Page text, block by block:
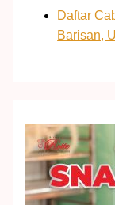
Daftar
Barisan,